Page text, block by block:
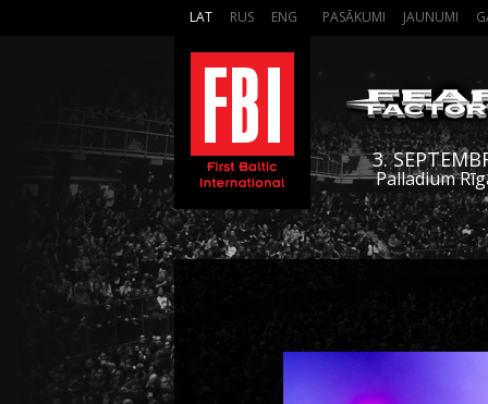
LAT RUS ENG PASĀKUMI JAUNUMI
3.
Palladium